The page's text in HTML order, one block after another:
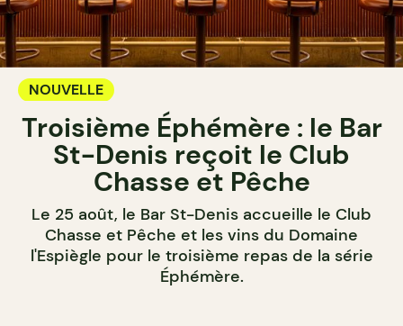
NOUVELLE
Troisième Éphémère : le Bar
St-Denis reçoit le Club
Chasse et Pêche
Le 25 août, le Bar St-Denis accueille le Club
Chasse et Pêche et les vins du Domaine
l'Espiègle pour le troisième repas de la série
Éphémère.